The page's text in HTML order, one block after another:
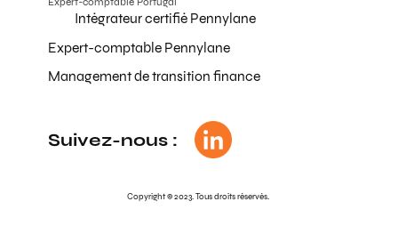
Copyright © 2023. Tous droits réservés.
Intégrateur certifié Pennylane
Expert-comptable Pennylane
Management de transition finance
Suivez-nous :